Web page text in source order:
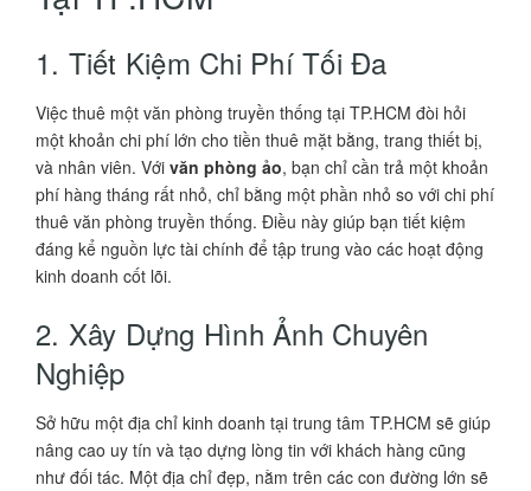
1. Tiết Kiệm Chi Phí Tối Đa
Việc thuê một văn phòng truyền thống tại TP.HCM đòi hỏi
một khoản chi phí lớn cho tiền thuê mặt bằng, trang thiết bị,
và nhân viên. Với văn phòng ảo, bạn chỉ cần trả một khoản
phí hàng tháng rất nhỏ, chỉ bằng một phần nhỏ so với chi phí
thuê văn phòng truyền thống. Điều này giúp bạn tiết kiệm
đáng kể nguồn lực tài chính để tập trung vào các hoạt động
kinh doanh cốt lõi.
2. Xây Dựng Hình Ảnh Chuyên
Nghiệp
Sở hữu một địa chỉ kinh doanh tại trung tâm TP.HCM sẽ giúp
nâng cao uy tín và tạo dựng lòng tin với khách hàng cũng
như đối tác. Một địa chỉ đẹp, nằm trên các con đường lớn sẽ